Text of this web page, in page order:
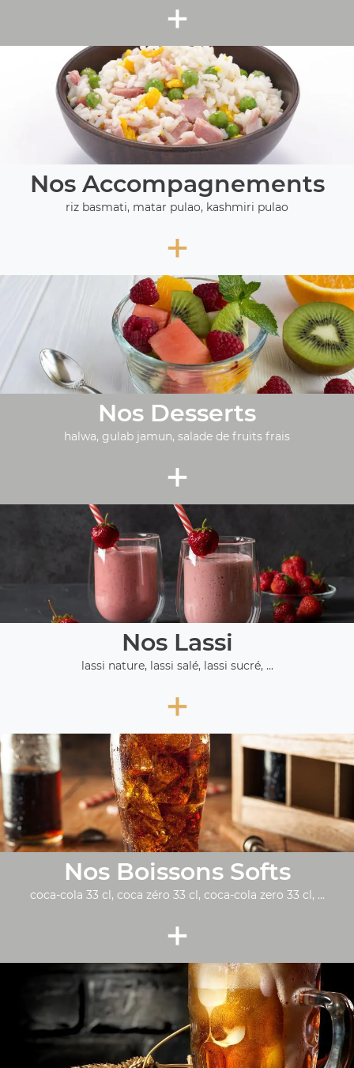
+
Nos Accompagnements
riz basmati, matar pulao, kashmiri pulao
+
Nos Desserts
halwa, gulab jamun, salade de fruits frais
+
Nos Lassi
lassi nature, lassi salé, lassi sucré, ...
+
Nos Boissons Softs
coca-cola 33 cl, coca zéro 33 cl, coca-cola zero 33 cl, ...
+